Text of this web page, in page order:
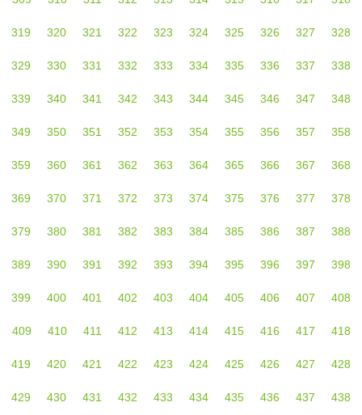
319 320 321 322 323 324 325 326 327 328
329 330 331 332 333 334 335 336 337 338
339 340 341 342 343 344 345 346 347 348
349 350 351 352 353 354 355 356 357 358
359 360 361 362 363 364 365 366 367 368
369 370 371 372 373 374 375 376 377 378
379 380 381 382 383 384 385 386 387 388
389 390 391 392 393 394 395 396 397 398
399 400 401 402 403 404 405 406 407 408
409 410 411 412 413 414 415 416 417 418
419 420 421 422 423 424 425 426 427 428
429 430 431 432 433 434 435 436 437 438